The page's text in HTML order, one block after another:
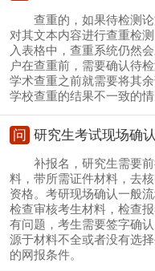
查重的，如果待检测
对其文本内容进行查重检
入表格中，查重系统仍然
户在查重前，需要确认待
学术查重之前就需要将其
学校查重的结果不一致的情
问 研究生考试现场确
补报名，研究生需要
料，带所需证件材料，去
资格。考研现场确认一般
检查审核考生材料，检查
有问题，考生需要签字确
源于材料不全或者没有选
的网报条件。